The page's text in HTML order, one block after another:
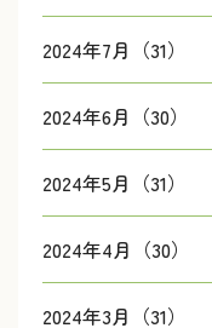
2024年7月（31）
2024年6月（30）
2024年5月（31）
2024年4月（30）
2024年3月（31）